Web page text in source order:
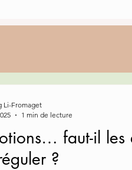
faut-il les
?
Li-Fromaget
1 min de lecture